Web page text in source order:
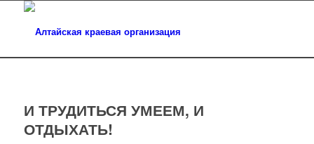
И ТРУДИТЬСЯ УМЕЕМ, И
ОТДЫХАТЬ!